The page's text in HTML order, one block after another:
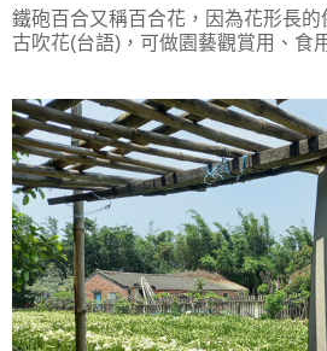
鐵砲百合又稱百合花，因為花形長
古吹花(台語)，可做園藝觀賞用、食